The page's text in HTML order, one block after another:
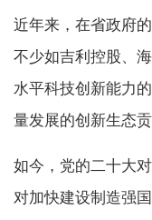
近年来，在省政府
不少如吉利控股、
水平科技创新能力
量发展的创新生态
如今，党的二十大
对加快建设制造强